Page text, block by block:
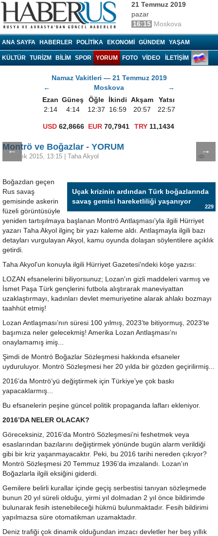
Haberrus.com
21 Temmuz 2019
pazar
16:15 Moskova
ANA SAYFA HABERLER POLITIKA EKONOMI GÜNDEM YAŞAM
KÜLTÜR TURIZM BILIM SPOR YORUM FOTO VIDEO İLETİŞİM
Namaz Vakitleri — 21 Temmuz 2019
←
Moskova
→
Ezan Güneş Öğle İkindi Akşam
Yatsı
2:14
4:14 12:37 16:59 20:57 22:57
USD 62,8666 EUR 70,7941 TRY 11,1434
← →
Montrö ve Boğazlar - YORUM
09 Aralık 2015, 13:15 Taha Akyol
Uçak krizinin ardından Türk boğazlarında
savaş gemisi hareketliliği yaşanıyor
229
Boğazdan geçen
Rus savaş
gemisinde askerin
füzeli görüntüsüyle
yeniden tartışılmaya başlanan Montrö Antlaşması'yla ilgili Hürriyet
yazarı Taha Akyol ilginç bir yazı kaleme aldı. Antlaşmayla ilgili bazı
detayları vurgulayan Akyol, kamu oyunda dolaşan söylentilere açıklık
getirdi.
Taha Akyol'un konuyla ilgili Hürriyet Gazetesi'ndeki köşe yazısı:
LOZAN efsanelerini biliyorsunuz; Lozan'ın gizli maddeleri varmış ve
İsmet Paşa Türk gençlerini futbola alıştırarak maneviyattan
uzaklaştırmayı, kadınları devlet memuriyetine alarak ahlakı bozmayı
taahhüt etmiş!
Lozan Antlaşması’nın süresi 100 yılmış, 2023’te bitiyormuş, 2023’te
başımıza neler gelecekmiş! Amerika Lozan Antlaşması’nı
onaylamamış imiş...
Şimdi de Montrö Boğazlar Sözleşmesi hakkında efsaneler
uyduruluyor. Montrö Sözleşmesi her 20 yılda bir gözden geçirilirmiş...
2016’da Montrö’yü değiştirmek için Türkiye’ye çok baskı
yapacaklarmış...
Bu efsanelerin peşine güncel politik propaganda lafları ekleniyor.
2016’DA NELER OLACAK?
Göreceksiniz, 2016’da Montrö Sözleşmesi’ni feshetmek veya
esaslarından bazılarını değiştirmek yönünde bugün alarm verildiği
gibi bir kriz yaşanmayacaktır. Peki, bu 2016 tarihi nereden çıkıyor?
Montrö Sözleşmesi 20 Temmuz 1936’da imzalandı. Lozan’ın
Boğazlarla ilgili eksiğini giderdi.
Gemilere belirli kurallar içinde geçiş serbestisi tanıyan sözleşmede
bunun 20 yıl süreli olduğu, yirmi yıl dolmadan 2 yıl önce bildirimde
bulunarak fesih istenebileceği hükmü bulunmaktadır. Fesih bildirimi
yapılmazsa süre otomatikman uzamaktadır.
Deniz trafiği çok dinamik olduğundan imzacı devletler her beş yıllık